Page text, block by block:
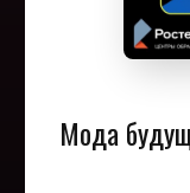
Мода